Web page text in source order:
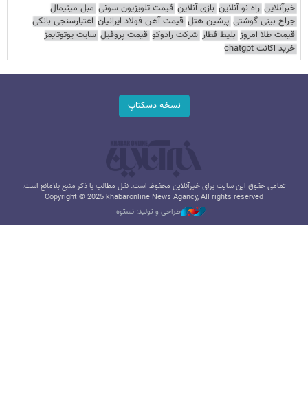
خبرآنلاین راه نو آنلاین بازی آنلاین قیمت تلویزیون سونی مبل مینیمال
جراح بینی گوشتی پرشین هتل قیمت آهن فولاد ایرانیان اعتبارسنجی بانکی
قیمت طلا امروز بلیط قطار شرکت رادوکو قیمت پروفیل سایت یوتوتایمز
خرید اکانت chatgpt
نسخه دسکتاپ
تمامی حقوق این سایت برای خبرآنلاین محفوظ است. نقل مطالب با ذکر منبع بلامانع است.
Copyright © 2025 khabaronline News Agancy, All rights reserved
طراحی و تولید: نستوه